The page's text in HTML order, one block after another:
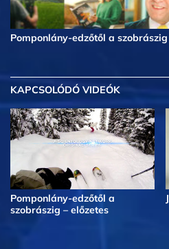
Pomponlány-edzőtől a szobrászig
KAPCSOLÓDÓ VIDEÓK
Pomponlány-edzőtől a
szobrászig – előzetes